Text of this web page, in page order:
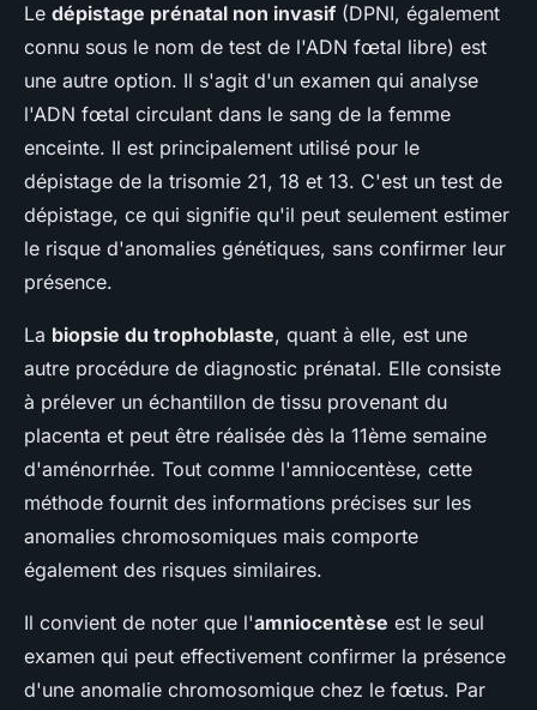
Le dépistage prénatal non invasif (DPNI, également
connu sous le nom de test de l'ADN fœtal libre) est
une autre option. Il s'agit d'un examen qui analyse
l'ADN fœtal circulant dans le sang de la femme
enceinte. Il est principalement utilisé pour le
dépistage de la trisomie 21, 18 et 13. C'est un test de
dépistage, ce qui signifie qu'il peut seulement estimer
le risque d'anomalies génétiques, sans confirmer leur
présence.
La biopsie du trophoblaste, quant à elle, est une
autre procédure de diagnostic prénatal. Elle consiste
à prélever un échantillon de tissu provenant du
placenta et peut être réalisée dès la 11ème semaine
d'aménorrhée. Tout comme l'amniocentèse, cette
méthode fournit des informations précises sur les
anomalies chromosomiques mais comporte
également des risques similaires.
Il convient de noter que l'amniocentèse est le seul
examen qui peut effectivement confirmer la présence
d'une anomalie chromosomique chez le fœtus. Par